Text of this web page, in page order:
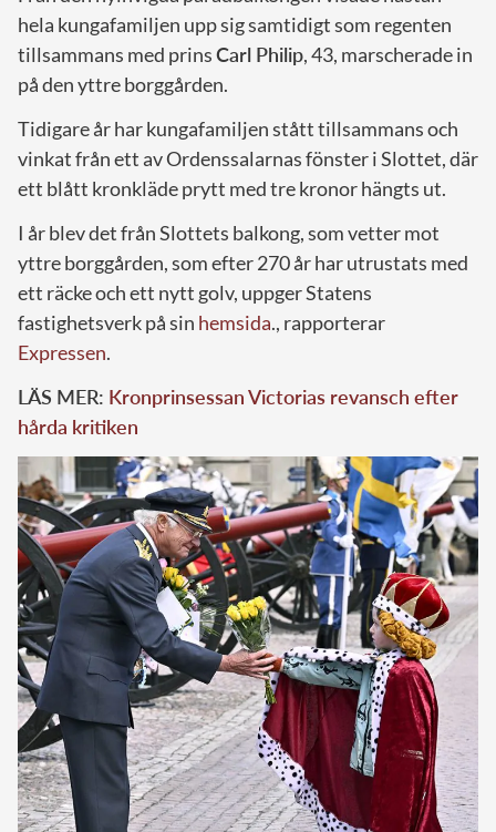
hela kungafamiljen upp sig samtidigt som regenten
tillsammans med prinsCarl Philip, 43, marscherade in
på den yttre borggården.
Tidigare år har kungafamiljen stått tillsammans och
vinkat från ett av Ordenssalarnas fönster i Slottet, där
ett blått kronkläde prytt med tre kronor hängts ut.
I år blev det från Slottets balkong, som vetter mot
yttre borggården, som efter 270 år har utrustats med
ett räcke och ett nytt golv, uppger Statens
fastighetsverk på sin hemsida., rapporterar
Expressen.
LÄS MER: Kronprinsessan Victorias revansch efter
hårda kritiken